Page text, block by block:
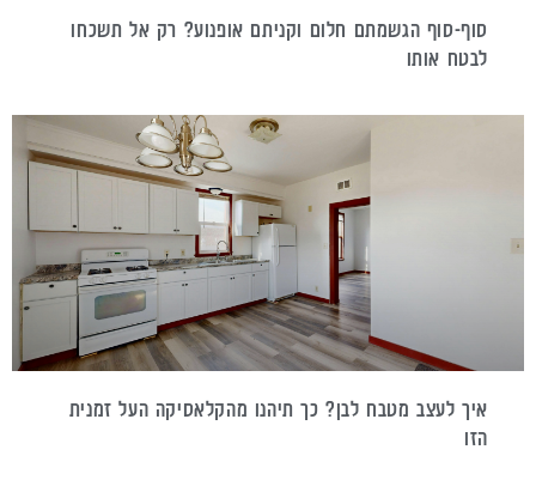
סוף-סוף הגשמתם חלום וקניתם אופנוע? רק אל תשכחו
לבטח אותו
איך לעצב מטבח לבן? כך תיהנו מהקלאסיקה העל זמנית
הזו